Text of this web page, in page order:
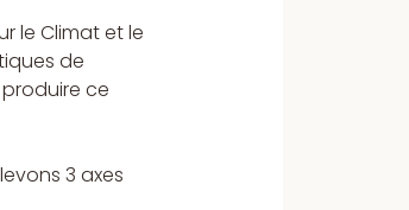
le Climat et le
de
ce
3 axes